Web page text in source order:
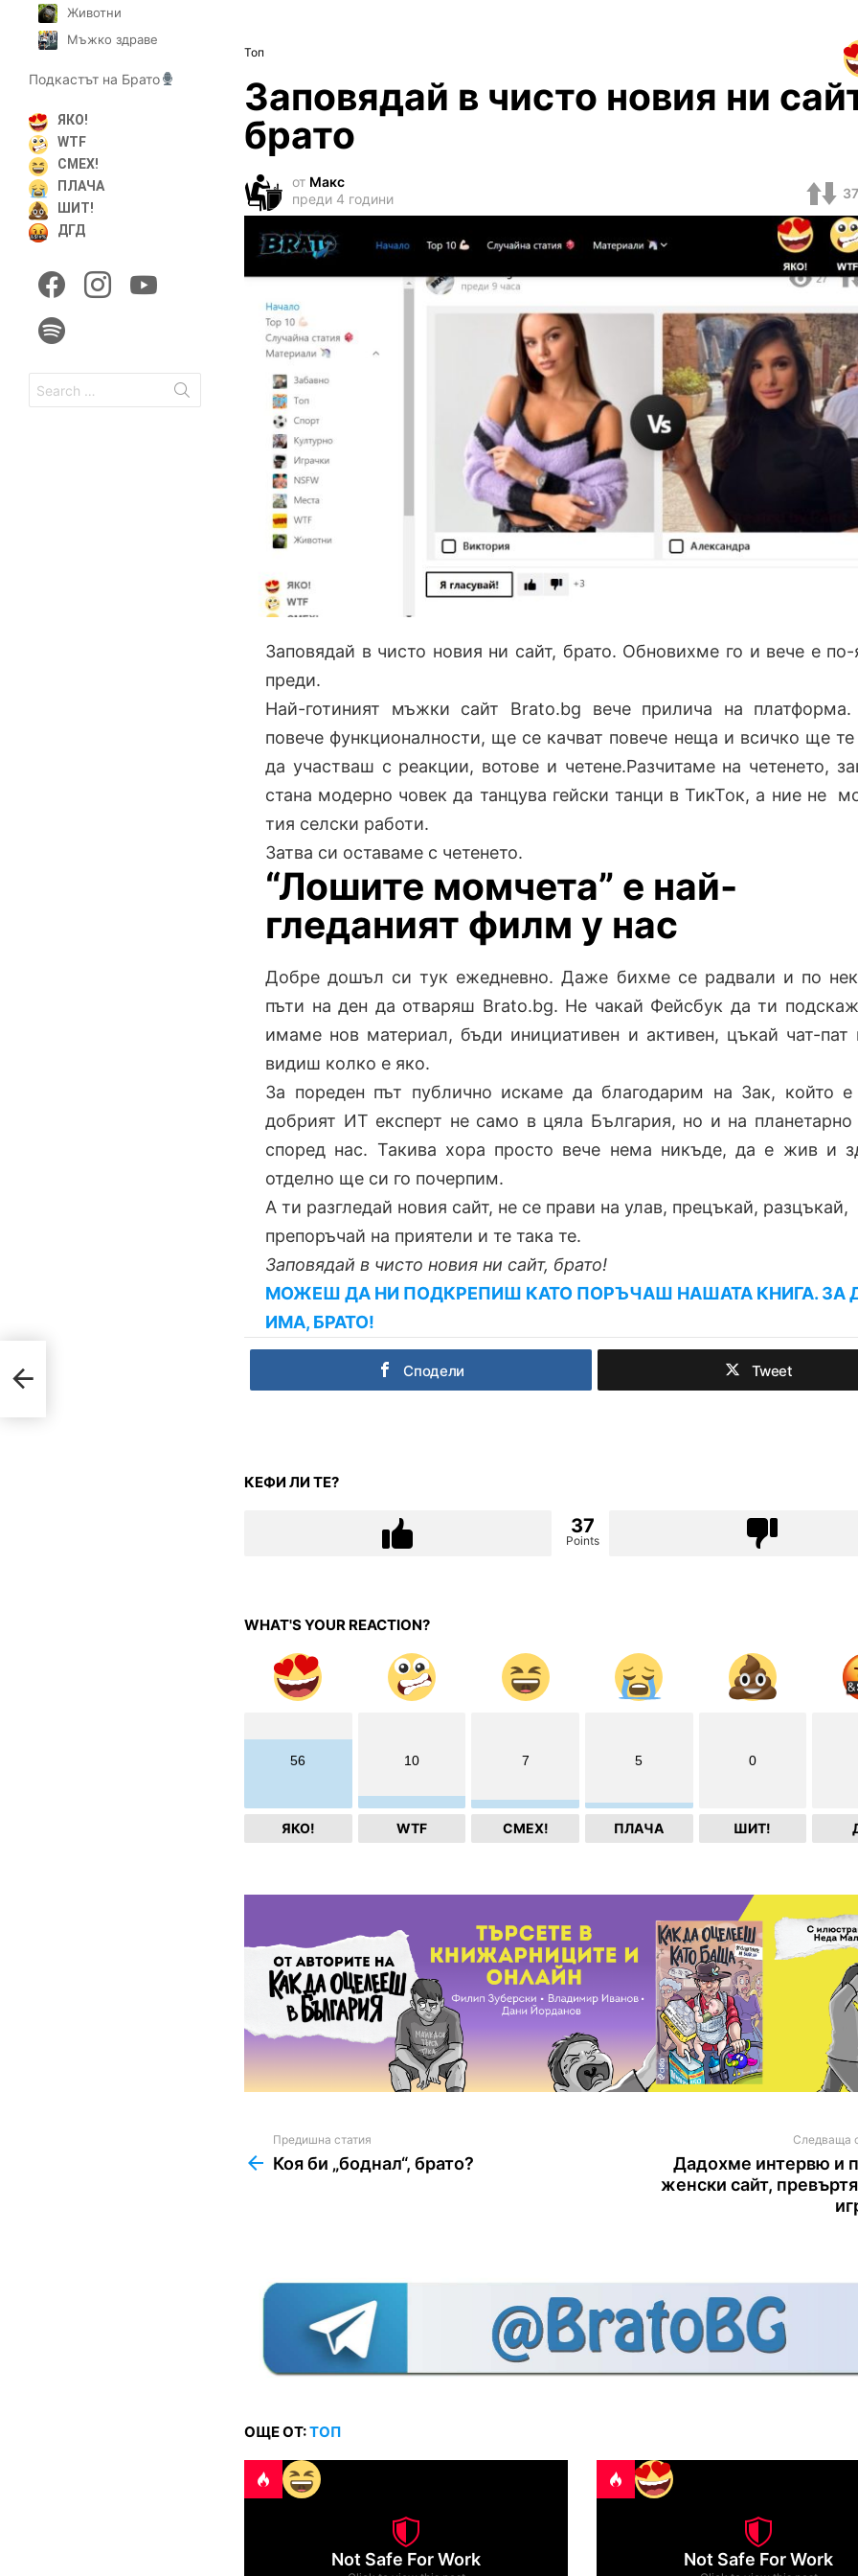
Топ
Заповядай в чисто новия ни
брато
от Макс
преди 4 години
37
Заповядай в чисто новия ни сайт, брато. Обновихме го и вече е по-
преди.
Най-готиният мъжки сайт Brato.bg вече прилича на
повече функционалности, ще се качват повече неща и всичко ще те
да участваш с реакции, вотове и четене.Разчитаме на четенето,
стана модерно човек да танцува гейски танци в ТикТок, а ние не
тия селски работи.
Затва си оставаме с четенето.
“Лошите момчета” е най-
гледаният филм у нас
Добре дошъл си тук ежедневно. Даже бихме се радвали и по
пъти на ден да отваряш Brato.bg. Не чакай Фейсбук да ти
имаме нов материал, бъди инициативен и активен, цъкай чат-
видиш колко е яко.
За пореден път публично искаме да благодарим на Зак, който
добрият ИТ експерт не само в цяла България, но и на планетарно
според нас. Такива хора просто вече нема никъде, да е жив и
отделно ще си го почерпим.
А ти разгледай новия сайт, не се прави на улав, прецъкай, разцъкай,
препоръчай на приятели и те така те.
Заповядай в чисто новия ни сайт, брато!
МОЖЕШ ДА НИ ПОДКРЕПИШ КАТО ПОРЪЧАШ НАШАТА КНИГА. ЗА
ИМА, БРАТО!
Сподели Tweet
КЕФИ ЛИ ТЕ?
37
Points
WHAT'S YOUR REACTION?
56
ЯКО!
10
WTF
7
СМЕХ!
5
ПЛАЧА
0
ШИТ!
more
Предишна статия
Коя би „боднал“, брато?
Следваща
Дадохме интервю и
женски сайт,
ОЩЕ ОТ:ТОП
Not Safe For Work Not Safe For Work
Животни
Мъжко здраве
Подкастът на Брато
ЯКО!
WTF
СМЕХ!
ПЛАЧА
ШИТ!
ДГД
for: